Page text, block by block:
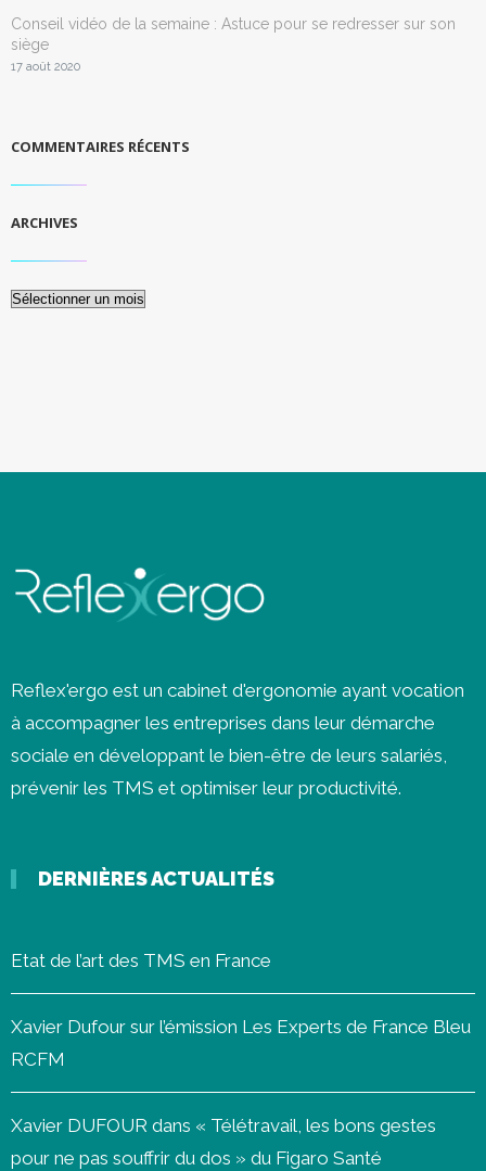
Conseil vidéo de la semaine : Astuce pour se redresser sur son
siège
17 août 2020
COMMENTAIRES RÉCENTS
ARCHIVES
Archives
Reflex'ergo est un cabinet d'ergonomie ayant vocation
à accompagner les entreprises dans leur démarche
sociale en développant le bien-être de leurs salariés,
prévenir les TMS et optimiser leur productivité.
DERNIÈRES ACTUALITÉS
Etat de l’art des TMS en France
Xavier Dufour sur l’émission Les Experts de France Bleu
RCFM
Xavier DUFOUR dans « Télétravail, les bons gestes
pour ne pas souffrir du dos » du Figaro Santé